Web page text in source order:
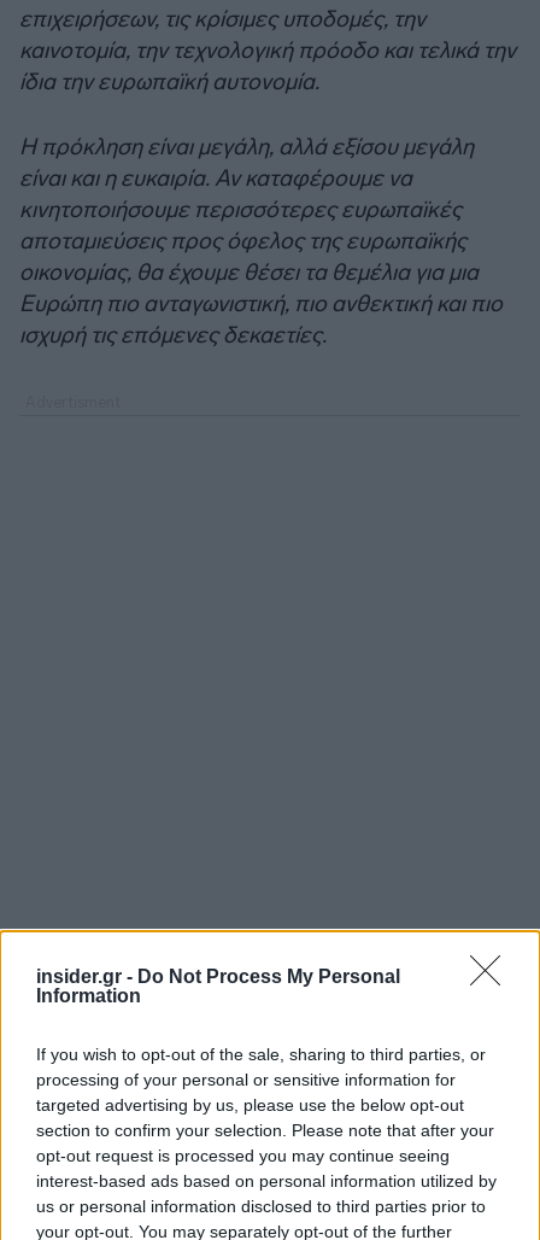
insider.gr - Do Not Process My Personal
Information
If you wish to opt-out of the sale, sharing to third parties, or
processing of your personal or sensitive information for
targeted advertising by us, please use the below opt-out
section to confirm your selection. Please note that after your
opt-out request is processed you may continue seeing
interest-based ads based on personal information utilized by
us or personal information disclosed to third parties prior to
your opt-out. You may separately opt-out of the further
επιχειρήσεων, τις κρίσιμες υποδομές, την
καινοτομία, την τεχνολογική πρόοδο και τελικά την
ίδια την ευρωπαϊκή αυτονομία.
Η πρόκληση είναι μεγάλη, αλλά εξίσου μεγάλη
είναι και η ευκαιρία. Αν καταφέρουμε να
κινητοποιήσουμε περισσότερες ευρωπαϊκές
αποταμιεύσεις προς όφελος της ευρωπαϊκής
οικονομίας, θα έχουμε θέσει τα θεμέλια για μια
Ευρώπη πιο ανταγωνιστική, πιο ανθεκτική και πιο
ισχυρή τις επόμενες δεκαετίες.
Στο πλαίσιο αυτής της μεγάλης ευρωπαϊκής
προσπάθειας, τα Ταμεία Επαγγελματικής
Ασφάλισης βρίσκονται στην καρδιά της λύσης. Και